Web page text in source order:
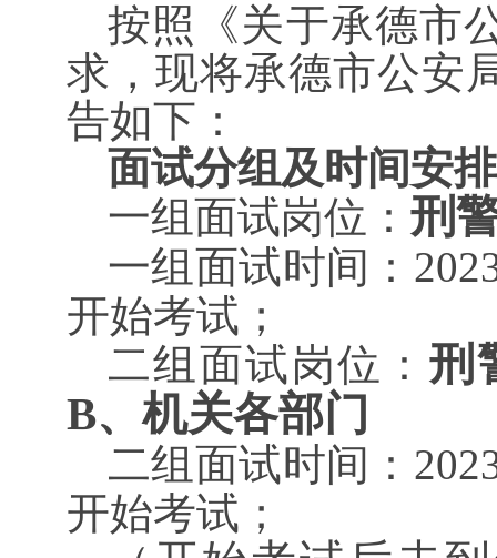
按照《关于承德市
求，现将承德市公安
告如下：
面试分组及时间安排
一组面试岗位： 刑
一组面试时间：
开始考试；
二组面试岗位： 刑
B、机关各部门
二组面试时间：
开始考试；